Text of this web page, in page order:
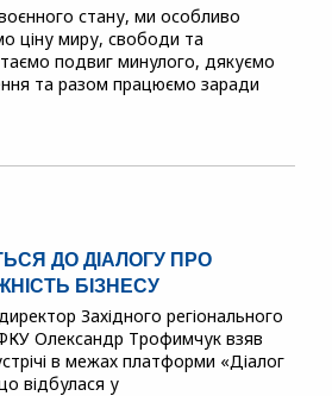
стану, ми особливо
ціну миру, свободи та
подвиг минулого, дякуємо
та разом працюємо заради
ДО ДІАЛОГУ ПРО
БІЗНЕСУ
Західного регіонального
Олександр Трофимчук взяв
в межах платформи «Діалог
відбулася у